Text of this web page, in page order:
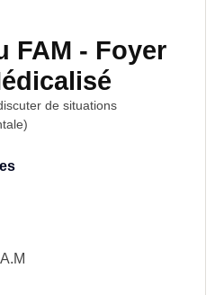
FAM - Foyer
de situations